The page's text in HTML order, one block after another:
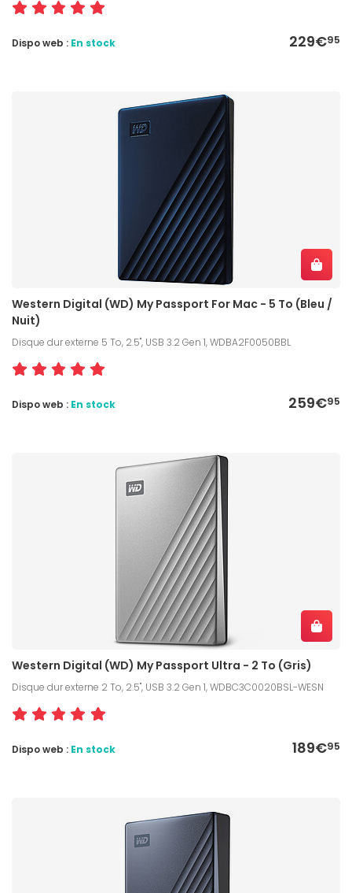
229€95
Dispo web : En stock
Western Digital (WD) My Passport For Mac - 5 To (Bleu /
Nuit)
Disque dur externe 5 To, 2.5", USB 3.2 Gen 1, WDBA2F0050BBL
259€95
Dispo web : En stock
Western Digital (WD) My Passport Ultra - 2 To (Gris)
Disque dur externe 2 To, 2.5", USB 3.2 Gen 1, WDBC3C0020BSL-WESN
189€95
Dispo web : En stock